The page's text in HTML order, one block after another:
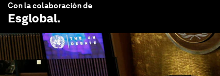
Con la colaboración de
Esglobal.